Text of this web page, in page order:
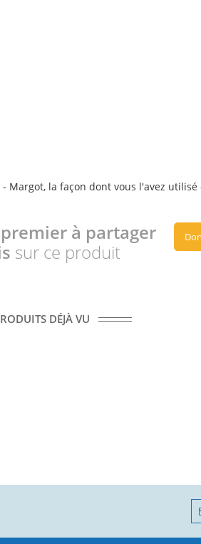
la façon dont vous l'avez
premier à partager
sur ce produit
DÉJÀ VU